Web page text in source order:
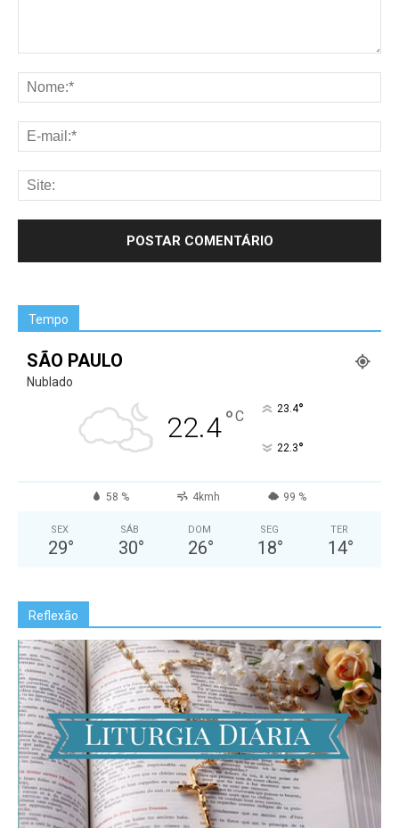
Tempo
SÃO PAULO
Nublado
22.4°C 23.4°
22.3°
58 % 4kmh 99 %
SEX
29°
SÁB
30°
DOM
26°
SEG
18°
TER
14°
Reflexão